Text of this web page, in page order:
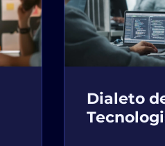
Dialeto